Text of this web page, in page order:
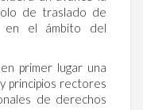
de traslado de
en el ámbito del
primer lugar una
principios rectores
de derechos